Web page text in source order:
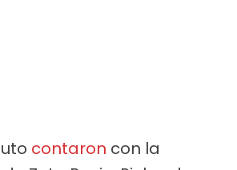
contaron con la